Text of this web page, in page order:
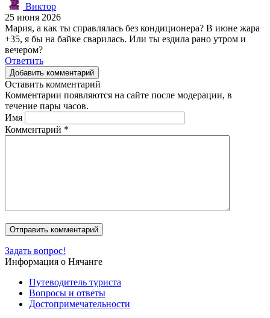
Виктор
25 июня 2026
Мария, а как ты справлялась без кондиционера? В июне жара
+35, я бы на байке сварилась. Или ты ездила рано утром и
вечером?
Ответить
Добавить комментарий
Оставить комментарий
Комментарии появляются на сайте после модерации, в
течение пары часов.
Имя
Комментарий *
Задать вопрос!
Информация о Нячанге
Путеводитель туриста
Вопросы и ответы
Достопримечательности